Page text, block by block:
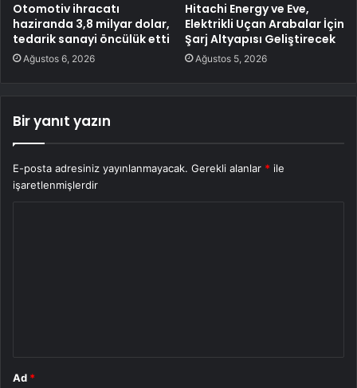
Otomotiv ihracatı
haziranda 3,8 milyar dolar,
tedarik sanayi öncülük etti
Ağustos 6, 2026
Hitachi Energy ve Eve,
Elektrikli Uçan Arabalar İçin
Şarj Altyapısı Geliştirecek
Ağustos 5, 2026
Bir yanıt yazın
E-posta adresiniz yayınlanmayacak. Gerekli alanlar * ile
işaretlenmişlerdir
Ad *